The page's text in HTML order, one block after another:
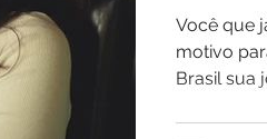
Você que
motivo
Brasil sua